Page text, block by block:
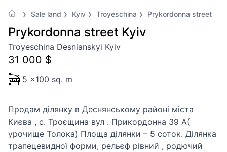
Sale land Kyiv Troyeschina Prykordonna street
Prykordonna street Kyiv
Troyeschina Desnianskyi Kyiv
31 000 $
5 x100 sq. m
Продам ділянку в Деснянському районі міста
Києва , с. Троєщина вул . Прикордонна 39 А(
урочище Толока) Площа ділянки – 5 соток. Ділянка
трапецевидної форми, рельєф рівний , родючий